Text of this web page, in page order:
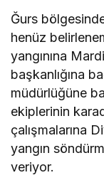
Ğurs
henüz
yangınına
başkanlığına
müdürlüğüne
ekiplerinin
çalışmalarına
yangın
veriyor.